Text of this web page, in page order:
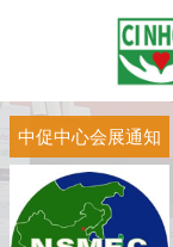
中促中心会展通知